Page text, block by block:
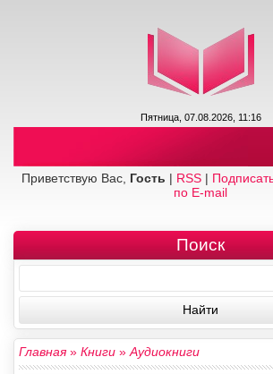
Пятница, 07.08.2026, 11:16
Приветствую Вас, Гость | RSS|
по E-mail
Поиск
Главная» Книги »Аудиокниги